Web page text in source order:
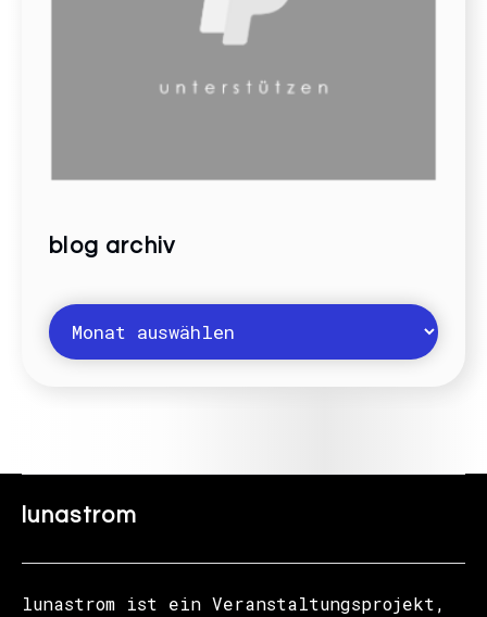
blog archiv
lunastrom
lunastrom ist ein Veranstaltungsprojekt,